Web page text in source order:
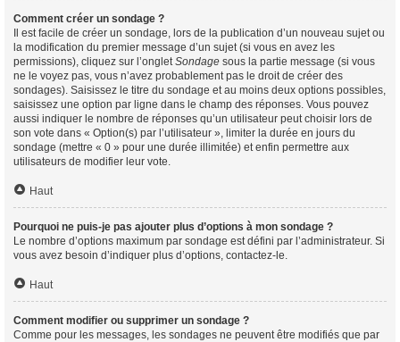
Comment créer un sondage ?
Il est facile de créer un sondage, lors de la publication d’un nouveau sujet ou
la modification du premier message d’un sujet (si vous en avez les
permissions), cliquez sur l’ongletSondage sous la partie message (si vous
ne le voyez pas, vous n’avez probablement pas le droit de créer des
sondages). Saisissez le titre du sondage et au moins deux options possibles,
saisissez une option par ligne dans le champ des réponses. Vous pouvez
aussi indiquer le nombre de réponses qu’un utilisateur peut choisir lors de
son vote dans « Option(s) par l’utilisateur », limiter la durée en jours du
sondage (mettre « 0 » pour une durée illimitée) et enfin permettre aux
utilisateurs de modifier leur vote.
Haut
Pourquoi ne puis-je pas ajouter plus d’options à mon sondage ?
Le nombre d’options maximum par sondage est défini par l’administrateur. Si
vous avez besoin d’indiquer plus d’options, contactez-le.
Haut
Comment modifier ou supprimer un sondage ?
Comme pour les messages, les sondages ne peuvent être modifiés que par